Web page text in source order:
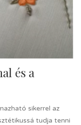
és a
sikerrel az
tudja tenni